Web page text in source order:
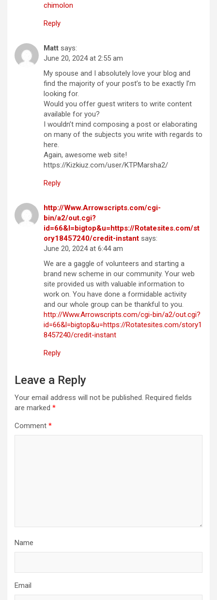
chimolon
Reply
Matt says:
June 20, 2024 at 2:55 am
My spouse and I absolutely love your blog and
find the majority of your post’s to be exactly I’m
looking for.
Would you offer guest writers to write content
available for you?
I wouldn’t mind composing a post or elaborating
on many of the subjects you write with regards to
here.
Again, awesome web site!
https://Kizkiuz.com/user/KTPMarsha2/
Reply
http://Www.Arrowscripts.com/cgi-
bin/a2/out.cgi?
id=66&l=bigtop&u=https://Rotatesites.com/st
ory18457240/credit-instant says:
June 20, 2024 at 6:44 am
We are a gaggle of volunteers and starting a
brand new scheme in our community. Your web
site provided us with valuable information to
work on. You have done a formidable activity
and our whole group can be thankful to you.
http://Www.Arrowscripts.com/cgi-bin/a2/out.cgi?
id=66&l=bigtop&u=https://Rotatesites.com/story1
8457240/credit-instant
Reply
Leave a Reply
Your email address will not be published. Required fields
are marked *
Comment *
Name
Email